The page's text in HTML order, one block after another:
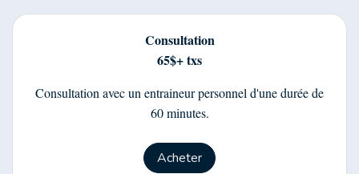
Consultation
65$+ txs
Consultation avec un entraineur personnel d'une durée de
60 minutes.
Acheter